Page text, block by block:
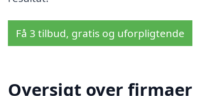
Få 3 tilbud, gratis og uforpligtende
Oversigt over firmaer